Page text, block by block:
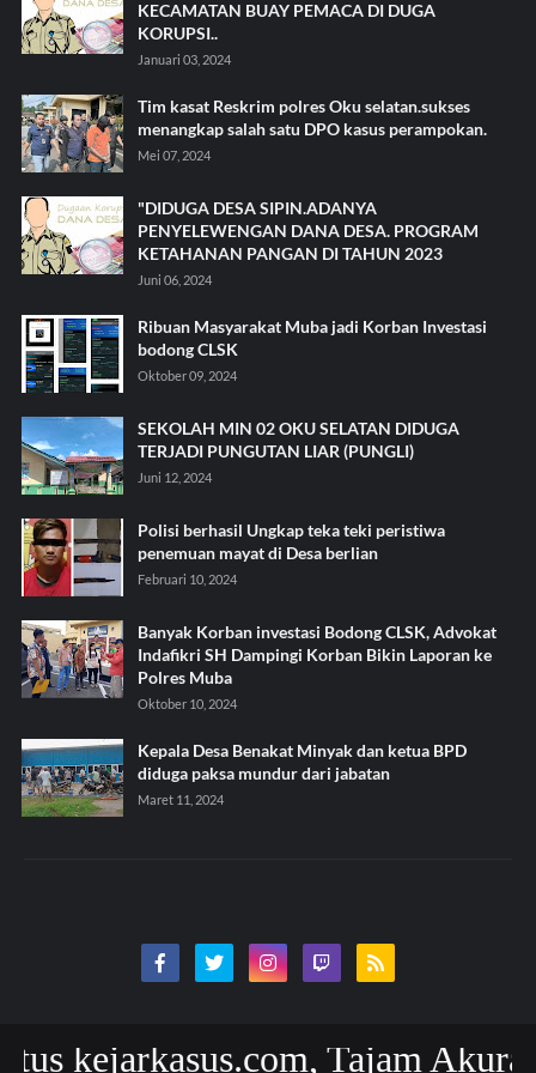
KECAMATAN BUAY PEMACA DI DUGA
KORUPSI..
Januari 03, 2024
Tim kasat Reskrim polres Oku selatan.sukses
menangkap salah satu DPO kasus perampokan.
Mei 07, 2024
"DIDUGA DESA SIPIN.ADANYA
PENYELEWENGAN DANA DESA. PROGRAM
KETAHANAN PANGAN DI TAHUN 2023
Juni 06, 2024
Ribuan Masyarakat Muba jadi Korban Investasi
bodong CLSK
Oktober 09, 2024
SEKOLAH MIN 02 OKU SELATAN DIDUGA
TERJADI PUNGUTAN LIAR (PUNGLI)
Juni 12, 2024
Polisi berhasil Ungkap teka teki peristiwa
penemuan mayat di Desa berlian
Februari 10, 2024
Banyak Korban investasi Bodong CLSK, Advokat
Indafikri SH Dampingi Korban Bikin Laporan ke
Polres Muba
Oktober 10, 2024
Kepala Desa Benakat Minyak dan ketua BPD
diduga paksa mundur dari jabatan
Maret 11, 2024
Tajam Akurat